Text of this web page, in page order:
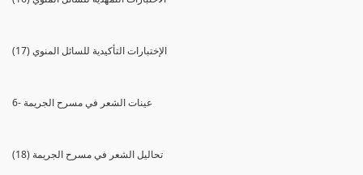
(17) الإختبارات التأكيدية للسائل المنوي
6- عينات الشعر في مسرح الجريمة
(18) تحاليل الشعر في مسرح الجريمة